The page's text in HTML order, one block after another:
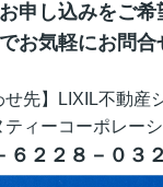
申し込みをご希
お気軽にお問合
先】
LIXIL不動産
ティーコーポレー
６２２８－０３